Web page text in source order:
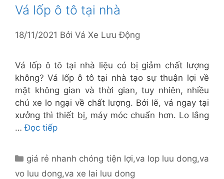
Vá lốp ô tô tại nhà
18/11/2021 Bởi Vá Xe Lưu Động
Vá lốp ô tô tại nhà liệu có bị giảm chất lượng
không? Vá lốp ô tô tại nhà tạo sự thuận lợi về
mặt không gian và thời gian, tuy nhiên, nhiều
chủ xe lo ngại về chất lượng. Bởi lẽ, vá ngay tại
xưởng thì thiết bị, máy móc chuẩn hơn. Lo lắng
…Đọc tiếp
Danh
mục
giá rẻ nhanh chóng tiện lợi,va lop luu dong,va
vo luu dong,va xe lai luu dong